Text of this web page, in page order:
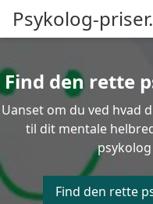
Psykolog-
Find den rette
Uanset om du ved hvad
til dit mentale
psykolog
Find den rette